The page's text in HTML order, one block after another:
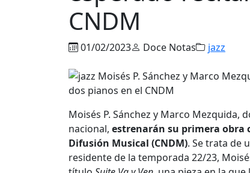
CNDM
01/02/2023 Doce Notas jazz
Moisés P. Sánchez y Marco Mezquida,
nacional, estrenarán su primera obra
Difusión Musical (CNDM). Se trata de
residente de la temporada 22/23,